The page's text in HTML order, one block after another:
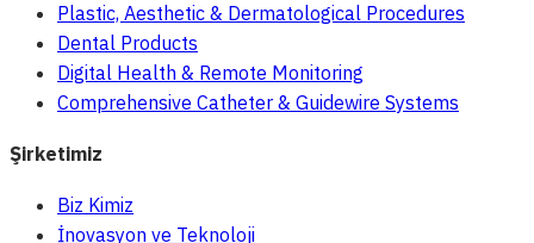
Plastic, Aesthetic & Dermatological Procedures
Dental Products
Digital Health & Remote Monitoring
Comprehensive Catheter & Guidewire Systems
Şirketimiz
Biz Kimiz
İnovasyon ve Teknoloji